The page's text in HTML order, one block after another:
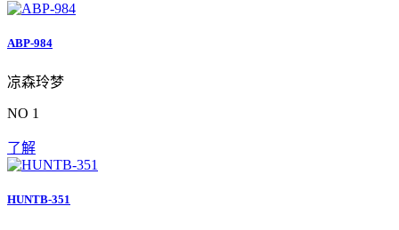
ABP-984
凉森玲梦
NO 1
了解
HUNTB-351